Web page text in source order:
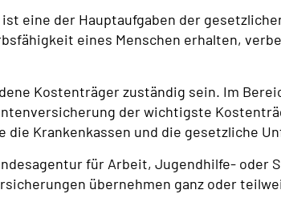
eine der Hauptaufgaben der
eines Menschen erhalten,
Kostenträger zuständig sein. Im
der wichtigste
die Krankenkassen und die gesetzliche
für Arbeit, Jugendhilfe- oder
übernehmen ganz oder